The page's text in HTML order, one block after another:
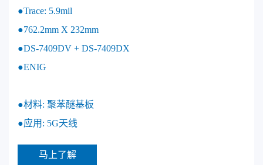
●Trace: 5.9mil
●762.2mm X 232mm
●DS-7409DV + DS-7409DX
●ENIG
●材料: 聚苯醚基板
●应用: 5G天线
马上了解